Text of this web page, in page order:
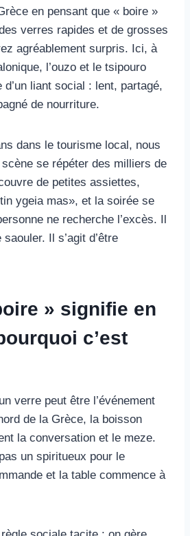
en pensant que « boire »
verres rapides et de grosses
agréablement surpris. Ici, à
l’ouzo et le tsipouro
d’un liant social : lent, partagé,
de nourriture.
dans le tourisme local, nous
se répéter des milliers de
de petites assiettes,
ygeia mas», et la soirée se
ne recherche l’excès. Il
Il s’agit d’être
» signifie en
c’est
verre peut être l’événement
de la Grèce, la boisson
la conversation et le meze.
un spiritueux pour le
et la table commence à